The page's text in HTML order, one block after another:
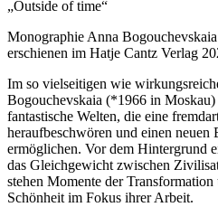
„Outside of time“
Monographie Anna Bogouchevskaia
erschienen im Hatje Cantz Verlag
Im so vielseitigen wie
Bogouchevskaia (*1966 in
fantastische Welten, die eine
heraufbeschwören und einen
ermöglichen. Vor dem Hintergrund
das Gleichgewicht zwischen
stehen Momente der
Schönheit im Fokus ihrer Arbeit.